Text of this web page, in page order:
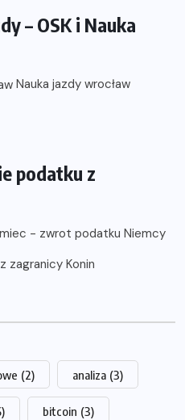
– OSK i Nauka
Nauka jazdy wrocław
podatku z
zagranicy Konin
(2) analiza (3)
bitcoin (3)